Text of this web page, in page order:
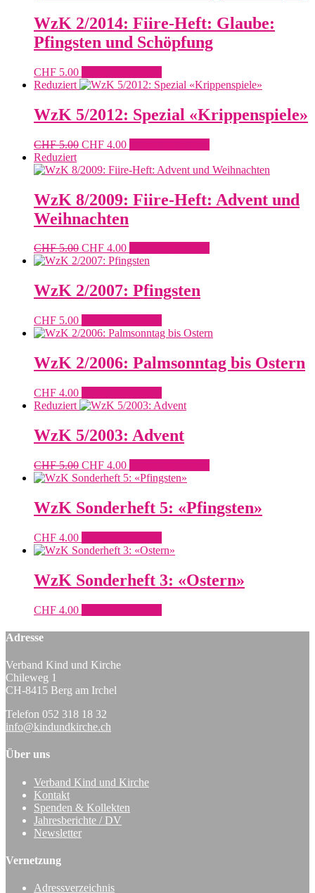
CHF 5.00
CHF 4.00.
WzK 2/2014: Fiire-Heft: Glaube:
Pfingsten und Schöpfung
CHF 5.00
Reduziert
WzK 5/2012: Spezial «Krippenspiele»
CHF5.00 Ursprünglicher
war:
CHF 4.00Aktueller
ist:
Reduziert
WzK 8/2009: Fiire-Heft: Advent und
Weihnachten
CHF5.00 Ursprünglicher
Preis
CHF 5.00
CHF 4.00Aktueller
Preis
CHF 4.00.
WzK 2/2007: Pfingsten
CHF 5.00
WzK 2/2006: Palmsonntag bis Ostern
CHF 4.00
Reduziert
WzK 5/2003: Advent
CHF5.00 Ursprünglicher
Preis
CHF 5.00
CHF 4.00Aktueller
Preis
CHF 4.00.
WzK Sonderheft 5: «Pfingsten»
CHF 4.00
WzK Sonderheft 3: «Ostern»
CHF 4.00
Adresse
Verband Kind und Kirche
Chileweg 1
CH-8415 Berg am Irchel
Telefon 052 318 18 32
info@kindundkirche.ch
Über uns
Verband Kind und Kirche
Kontakt
Spenden & Kollekten
Jahresberichte / DV
Newsletter
Vernetzung
Adressverzeichnis